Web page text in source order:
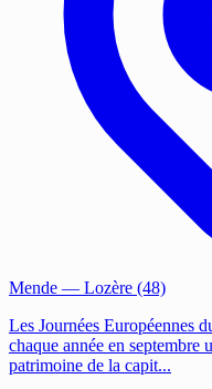
Mende — Lozère (48)
Les Journées Européennes
chaque année en septembre
patrimoine de la capit...